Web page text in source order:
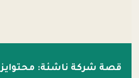
قصة شركة ناشئة: محتوايز